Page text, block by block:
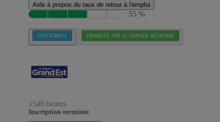
Aide à propos du taux de retour à l'emploi
55 %
CERTIFIANTE FINANCÉE PAR LE CONSEIL RÉGIONAL
1540 heures
Inscription terminée